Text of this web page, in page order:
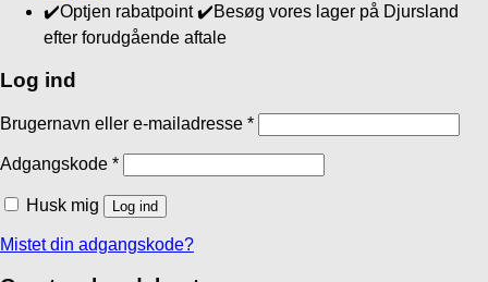
✔️Optjen rabatpoint ✔️Besøg vores lager på Djursland
efter forudgående aftale
Log ind
Brugernavn eller e-mailadresse *
Adgangskode *
Husk mig Log ind
Mistet din adgangskode?